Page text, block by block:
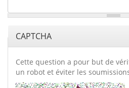
CAPTCHA
Cette question a pour but de
un robot et éviter les